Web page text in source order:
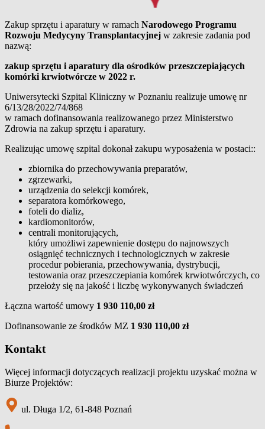
Zakup sprzętu i aparatury w ramach Narodowego Programu
Rozwoju Medycyny Transplantacyjnej w zakresie zadania pod
nazwą:
zakup sprzętu i aparatury dla ośrodków przeszczepiających
komórki krwiotwórcze w 2022 r.
Uniwersytecki Szpital Kliniczny w Poznaniu realizuje umowę nr
6/13/28/2022/74/868
w ramach dofinansowania realizowanego przez Ministerstwo
Zdrowia na zakup sprzętu i aparatury.
Realizując umowę szpital dokonał zakupu wyposażenia w postaci::
zbiornika do przechowywania preparatów,
zgrzewarki,
urządzenia do selekcji komórek,
separatora komórkowego,
foteli do dializ,
kardiomonitorów,
centrali monitorujących,
który umożliwi zapewnienie dostępu do najnowszych
osiągnięć technicznych i technologicznych w zakresie
procedur pobierania, przechowywania, dystrybucji,
testowania oraz przeszczepiania komórek krwiotwórczych, co
przełoży się na jakość i liczbę wykonywanych świadczeń
Łączna wartość umowy 1 930 110,00 zł
Dofinansowanie ze środków MZ 1 930 110,00 zł
Kontakt
Więcej informacji dotyczących realizacji projektu uzyskać można w
Biurze Projektów:
ul. Długa 1/2, 61-848 Poznań